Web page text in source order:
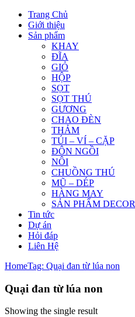
Trang Chủ
Giới thiệu
Sản phẩm
KHAY
ĐĨA
GIỎ
HỘP
SỌT
SỌT THÚ
GƯƠNG
CHAO ĐÈN
THẢM
TÚI – VÍ – CẶP
ĐÔN NGỒI
NÔI
CHUỒNG THÚ
MŨ – DÉP
HÀNG MAY
SẢN PHẨM DECOR
Tin tức
Dự án
Hỏi đáp
Liên Hệ
HomeTag: Quại đan từ lúa non
Quại đan từ lúa non
Showing the single result